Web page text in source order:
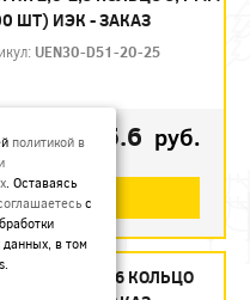
ШТ) ИЭК - ЗАКАЗ
UEN30-D51-20-25
185.6 руб.
НАК НКИ 1.25-6 КОЛЬЦО
политикой в
. Оставаясь
с
в том